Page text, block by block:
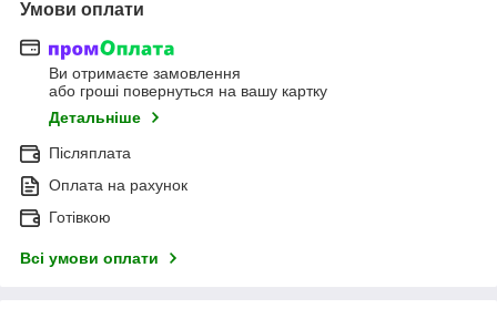
Умови оплати
Ви отримаєте замовлення
або гроші повернуться на вашу картку
Детальніше
Післяплата
Оплата на рахунок
Готівкою
Всі умови оплати